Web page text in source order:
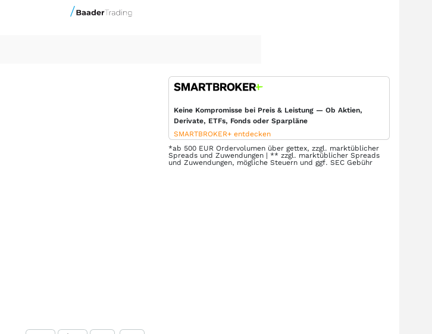
Keine Kompromisse bei Preis & Leistung — Ob Aktien,
Derivate, ETFs, Fonds oder Sparpläne
SMARTBROKER+ entdecken
*ab 500 EUR Ordervolumen über gettex, zzgl. marktüblicher
Spreads und Zuwendungen | ** zzgl. marktüblicher Spreads
und Zuwendungen, mögliche Steuern und ggf. SEC Gebühr